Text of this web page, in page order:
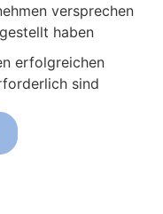
versprechen
haben
erfolgreichen
sind